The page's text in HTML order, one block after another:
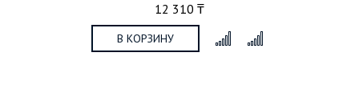
12 310 ₸
В КОРЗИНУ